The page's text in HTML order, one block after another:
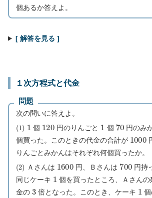
個あるか答えよ。
[ 解答を見る ]
１次方程式と代金
問題
次の問いに答えよ。
( 1 1 個 120 円のりんごと 1 個 70 円のみ
個買った。このときの代金の合計が 1000
りんごとみかんはそれぞれ何個買ったか。
( 2 Ａさんは 1600 円、Ｂさんは 700 円持
同じケーキ 1 個を買ったところ、Ａさん
金の 3倍となった。このとき、ケーキ 1